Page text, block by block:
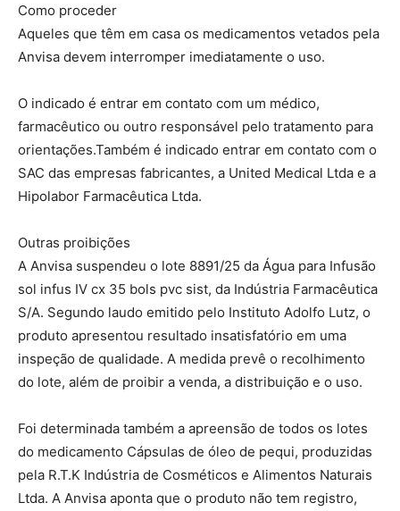
Como proceder
Aqueles que têm em casa os medicamentos vetados pela
Anvisa devem interromper imediatamente o uso.
O indicado é entrar em contato com um médico,
farmacêutico ou outro responsável pelo tratamento para
orientações.Também é indicado entrar em contato com o
SAC das empresas fabricantes, a United Medical Ltda e a
Hipolabor Farmacêutica Ltda.
Outras proibições
A Anvisa suspendeu o lote 8891/25 da Água para Infusão
sol infus IV cx 35 bols pvc sist, da Indústria Farmacêutica
S/A. Segundo laudo emitido pelo Instituto Adolfo Lutz, o
produto apresentou resultado insatisfatório em uma
inspeção de qualidade. A medida prevê o recolhimento
do lote, além de proibir a venda, a distribuição e o uso.
Foi determinada também a apreensão de todos os lotes
do medicamento Cápsulas de óleo de pequi, produzidas
pela R.T.K Indústria de Cosméticos e Alimentos Naturais
Ltda. A Anvisa aponta que o produto não tem registro,